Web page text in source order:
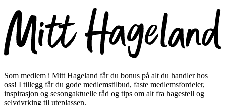
Som medlem i Mitt Hageland får du bonus på alt du handler hos
oss! I tillegg får du gode medlemstilbud, faste medlemsfordeler,
inspirasjon og sesongaktuelle råd og tips om alt fra hagestell og
selvdyrking til uteplassen.